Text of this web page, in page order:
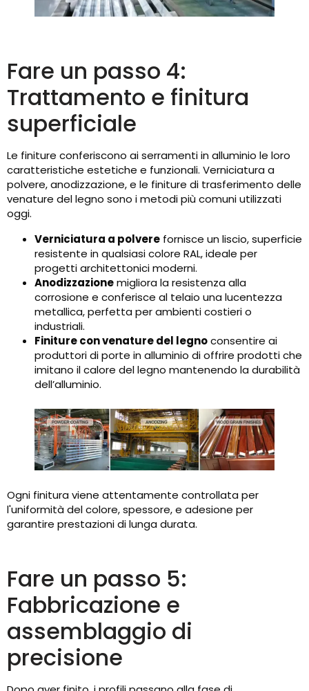
Fare un passo 4:
Trattamento e finitura
superficiale
Le finiture conferiscono ai serramenti in alluminio le loro
caratteristiche estetiche e funzionali. Verniciatura a
polvere, anodizzazione, e le finiture di trasferimento delle
venature del legno sono i metodi più comuni utilizzati
oggi.
Verniciatura a polvere fornisce un liscio, superficie
resistente in qualsiasi colore RAL, ideale per
progetti architettonici moderni.
Anodizzazionemigliora la resistenza alla
corrosione e conferisce al telaio una lucentezza
metallica, perfetta per ambienti costieri o
industriali.
Finiture con venature del legnoconsentire ai
produttori di porte in alluminio di offrire prodotti che
imitano il calore del legno mantenendo la durabilità
dell’alluminio.
Ogni finitura viene attentamente controllata per
l'uniformità del colore, spessore, e adesione per
garantire prestazioni di lunga durata.
Fare un passo 5:
Fabbricazione e
assemblaggio di
precisione